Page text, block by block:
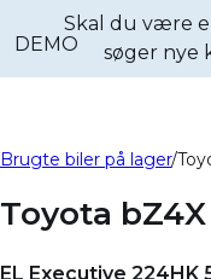
Skal du være
søger nye
Bliv ringet op
Brugte biler på lager
Toyota bZ4X
EL Executive 224HK
DEMO